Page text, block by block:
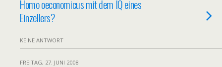
Homo oeconomicus mit dem IQ eines
Einzellers?
KEINE ANTWORT
FREITAG, 27. JUNI 2008